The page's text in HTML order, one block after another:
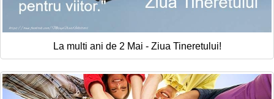
La multi ani de 2 Mai - Ziua Tineretului!